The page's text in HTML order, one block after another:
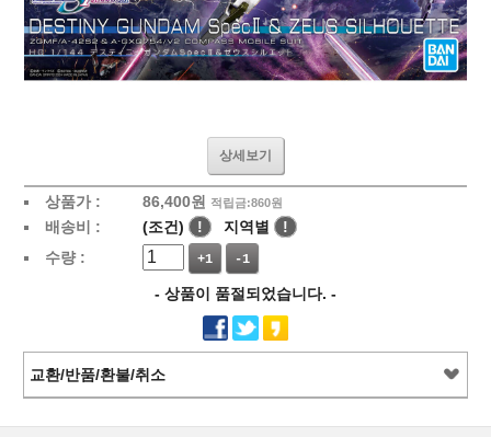
상세보기
상품가 : 86,400원 적립금:860원
배송비 : (조건) ! 지역별
!
수량 :
+1 -1
- 상품이 품절되었습니다. -
교환/반품/환불/취소